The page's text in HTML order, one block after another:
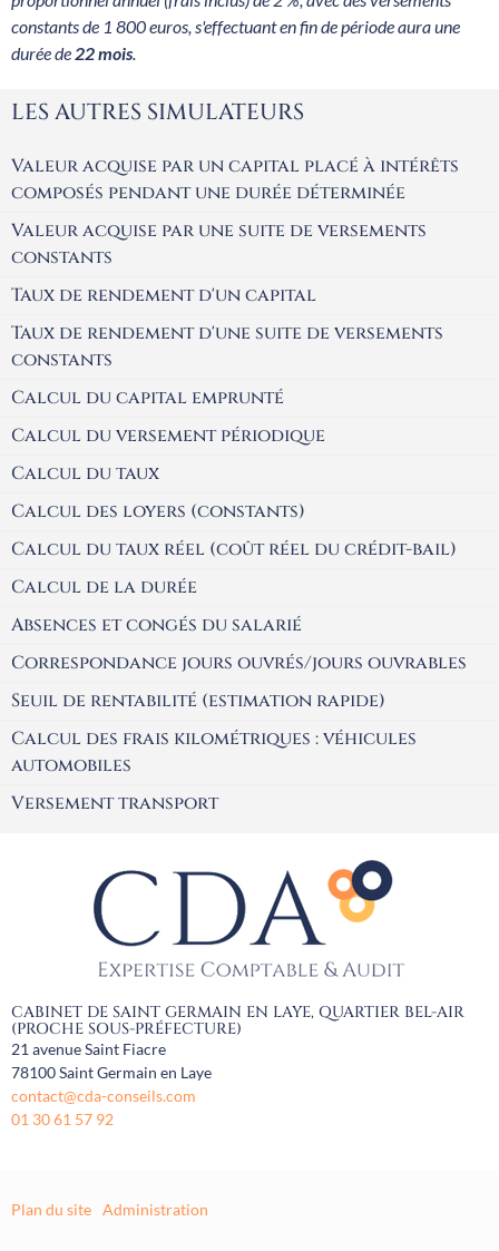
constants de 1 800 euros, s'effectuant en fin de période aura une
durée de22 mois.
LES AUTRES SIMULATEURS
Valeur acquise par un capital placé à intérêts
composés pendant une durée déterminée
Valeur acquise par une suite de versements
constants
Taux de rendement d'un capital
Taux de rendement d'une suite de versements
constants
Calcul du capital emprunté
Calcul du versement périodique
Calcul du taux
Calcul des loyers (constants)
Calcul du taux réel (coût réel du crédit-bail)
Calcul de la durée
Absences et congés du salarié
Correspondance jours ouvrés/jours ouvrables
Seuil de rentabilité (estimation rapide)
Calcul des frais kilométriques : véhicules
automobiles
Versement transport
CABINET DE SAINT GERMAIN EN LAYE, QUARTIER BEL-AIR
(PROCHE SOUS-PRÉFECTURE)
21 avenue Saint Fiacre
78100Saint Germain en Laye
contact@cda-conseils.com
01 30 61 57 92
Plan du site Administration